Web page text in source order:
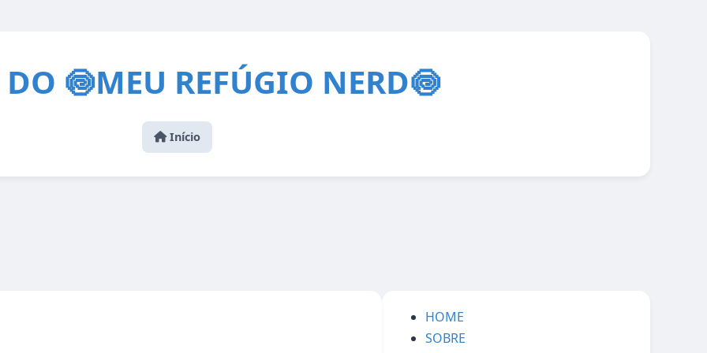
🍥MEU REFÚGIO NERD🍥
Início
HOME
SOBRE